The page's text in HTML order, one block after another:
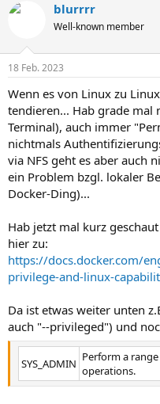
blurrrr
Well-known member
18 Feb. 2023
Wenn es von Linux zu
tendieren... Hab grade mal
Terminal), auch immer
nichtmals
via NFS geht es aber auch
ein Problem bzgl. lokaler
Docker-Ding)...
Hab jetzt mal kurz
hier zu:
https://docs.docker.com/
privilege-and-linux-
Da ist etwas weiter unten
auch "--privileged") und
SYS_ADMIN Perform a
operations.